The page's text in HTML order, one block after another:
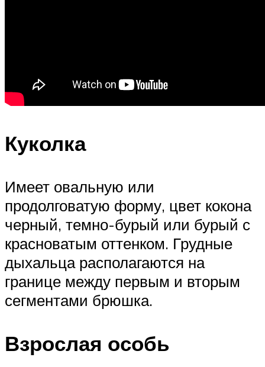
Куколка
Имеет овальную или
продолговатую форму, цвет кокона
черный, темно-бурый или бурый с
красноватым оттенком. Грудные
дыхальца располагаются на
границе между первым и вторым
сегментами брюшка.
Взрослая особь